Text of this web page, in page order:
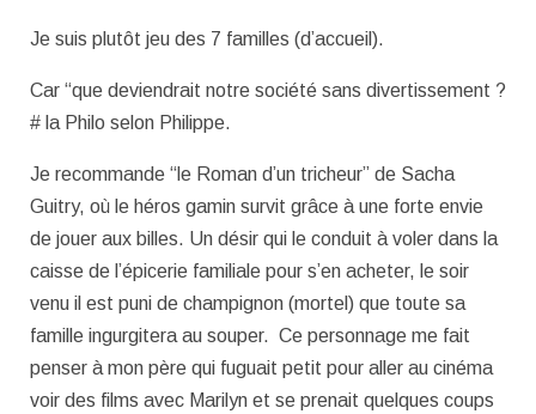
Je suis plutôt jeu des 7 familles (d’accueil).
Car “que deviendrait notre société sans divertissement ?
# la Philo selon Philippe.
Je recommande “le Roman d’un tricheur” de Sacha
Guitry, où le héros gamin survit grâce à une forte envie
de jouer aux billes. Un désir qui le conduit à voler dans la
caisse de l’épicerie familiale pour s’en acheter, le soir
venu il est puni de champignon (mortel) que toute sa
famille ingurgitera au souper. Ce personnage me fait
penser à mon père qui fuguait petit pour aller au cinéma
voir des films avec Marilyn et se prenait quelques coups